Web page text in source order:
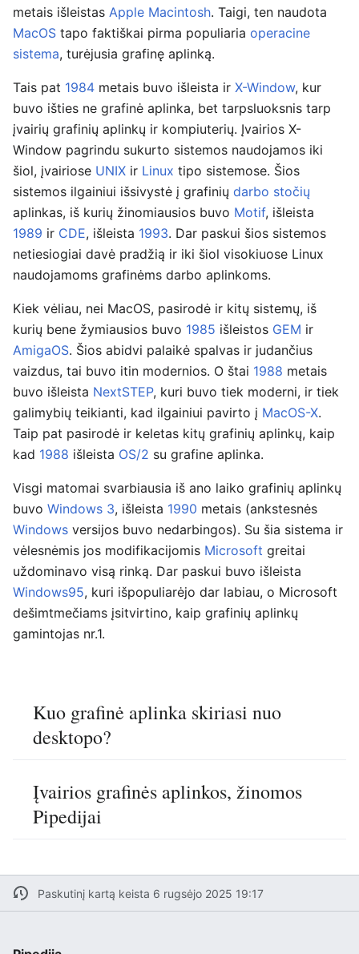
metais išleistas Apple Macintosh. Taigi, ten naudota
MacOS tapo faktiškai pirma populiaria operacine
sistema, turėjusia grafinę aplinką.
Tais pat 1984 metais buvo išleista ir X-Window, kur
buvo išties ne grafinė aplinka, bet tarpsluoksnis tarp
įvairių grafinių aplinkų ir kompiuterių. Įvairios X-
Window pagrindu sukurto sistemos naudojamos iki
šiol, įvairiose UNIX ir Linux tipo sistemose. Šios
sistemos ilgainiui išsivystė į grafinių darbo stočių
aplinkas, iš kurių žinomiausios buvo Motif, išleista
1989 ir CDE, išleista 1993. Dar paskui šios sistemos
netiesiogiai davė pradžią ir iki šiol visokiuose Linux
naudojamoms grafinėms darbo aplinkoms.
Kiek vėliau, nei MacOS, pasirodė ir kitų sistemų, iš
kurių bene žymiausios buvo 1985 išleistos GEM ir
AmigaOS. Šios abidvi palaikė spalvas ir judančius
vaizdus, tai buvo itin modernios. O štai 1988 metais
buvo išleista NextSTEP, kuri buvo tiek moderni, ir tiek
galimybių teikianti, kad ilgainiui pavirto į MacOS-X.
Taip pat pasirodė ir keletas kitų grafinių aplinkų, kaip
kad 1988 išleista OS/2 su grafine aplinka.
Visgi matomai svarbiausia iš ano laiko grafinių aplinkų
buvo Windows 3, išleista 1990 metais (ankstesnės
Windows versijos buvo nedarbingos). Su šia sistema ir
vėlesnėmis jos modifikacijomis Microsoft greitai
uždominavo visą rinką. Dar paskui buvo išleista
Windows95, kuri išpopuliarėjo dar labiau, o Microsoft
dešimtmečiams įsitvirtino, kaip grafinių aplinkų
gamintojas nr.1.
Kuo grafinė aplinka skiriasi nuo
desktopo?
Įvairios grafinės aplinkos, žinomos
Pipedijai
Paskutinį kartą keista 6 rugsėjo 2025 19:17